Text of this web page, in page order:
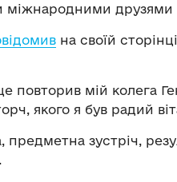
міжнародними друзями
на своїй
повторив мій колега
якого я був радий
предметна зустріч,